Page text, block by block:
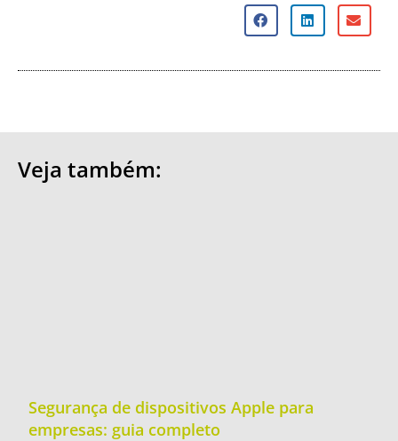
Veja também:
Segurança de dispositivos Apple para
empresas: guia completo